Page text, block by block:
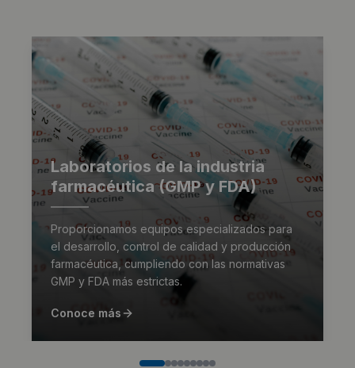
Laboratorios de la industria
farmacéutica (GMP y FDA)
Proporcionamos equipos especializados para
el desarrollo, control de calidad y producción
farmacéutica, cumpliendo con las normativas
GMP y FDA más estrictas.
Conoce más